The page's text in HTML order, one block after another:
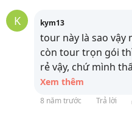
K kym13
tour này là sao vậy
còn tour trọn gói
rẻ vậy, chứ mình
Xem thêm
8 năm trước Trả lời